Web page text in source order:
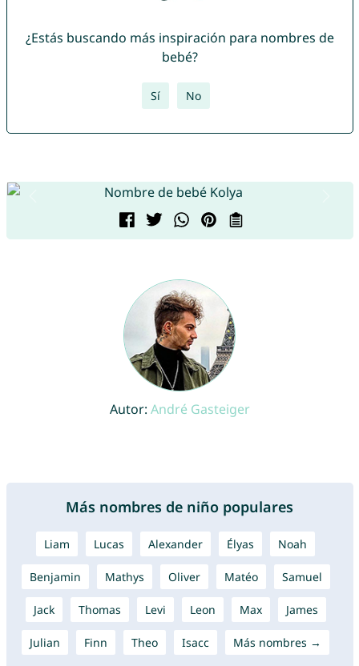
¿Estás buscando más inspiración para nombres de
bebé?
Sí No
Autor: André Gasteiger
Más nombres de niño populares
Liam Lucas Alexander Élyas Noah
Benjamin Mathys Oliver Matéo Samuel
Jack Thomas Levi Leon Max James
Julian Finn Theo Isacc Más nombres →